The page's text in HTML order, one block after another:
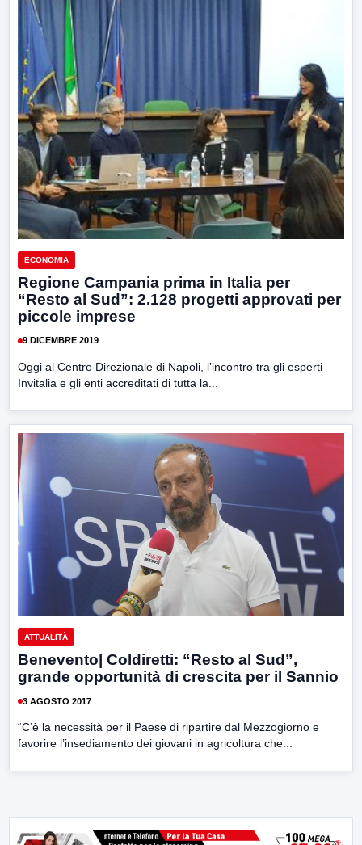
ECONOMIA
Regione Campania prima in Italia per
“Resto al Sud”: 2.128 progetti approvati per
piccole imprese
9 DICEMBRE 2019
Oggi al Centro Direzionale di Napoli, l’incontro tra gli esperti
Invitalia e gli enti accreditati di tutta la...
ATTUALITÀ
Benevento| Coldiretti: “Resto al Sud”,
grande opportunità di crescita per il Sannio
3 AGOSTO 2017
“C’è la necessità per il Paese di ripartire dal Mezzogiorno e
favorire l’insediamento dei giovani in agricoltura che...